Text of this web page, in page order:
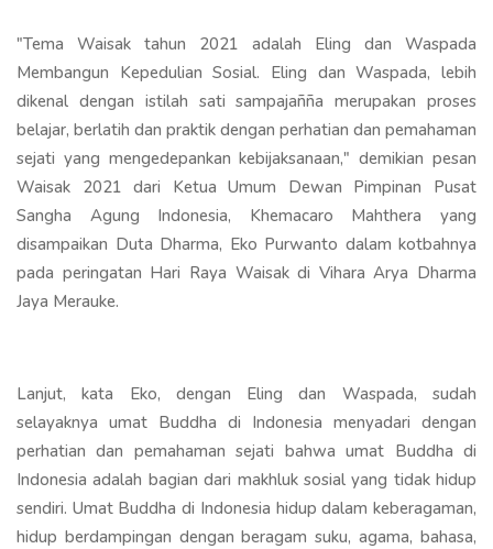
"Tema Waisak tahun 2021 adalah Eling dan Waspada
Membangun Kepedulian Sosial. Eling dan Waspada, lebih
dikenal dengan istilah sati sampajañña merupakan proses
belajar, berlatih dan praktik dengan perhatian dan pemahaman
sejati yang mengedepankan kebijaksanaan," demikian pesan
Waisak 2021 dari Ketua Umum Dewan Pimpinan Pusat
Sangha Agung Indonesia, Khemacaro Mahthera yang
disampaikan Duta Dharma, Eko Purwanto dalam kotbahnya
pada peringatan Hari Raya Waisak di Vihara Arya Dharma
Jaya Merauke.
Lanjut, kata Eko, dengan Eling dan Waspada, sudah
selayaknya umat Buddha di Indonesia menyadari dengan
perhatian dan pemahaman sejati bahwa umat Buddha di
Indonesia adalah bagian dari makhluk sosial yang tidak hidup
sendiri. Umat Buddha di Indonesia hidup dalam keberagaman,
hidup berdampingan dengan beragam suku, agama, bahasa,